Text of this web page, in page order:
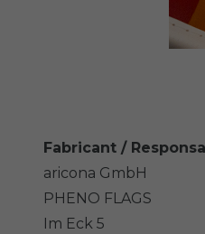
Fabricant /
aricona GmbH
PHENO FLAGS
Im Eck 5